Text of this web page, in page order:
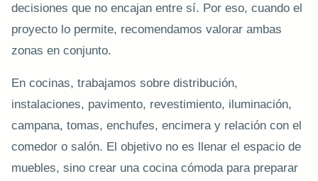
decisiones que no encajan entre sí. Por eso, cuando el
proyecto lo permite, recomendamos valorar ambas
zonas en conjunto.
En cocinas, trabajamos sobre distribución,
instalaciones, pavimento, revestimiento, iluminación,
campana, tomas, enchufes, encimera y relación con el
comedor o salón. El objetivo no es llenar el espacio de
muebles, sino crear una cocina cómoda para preparar